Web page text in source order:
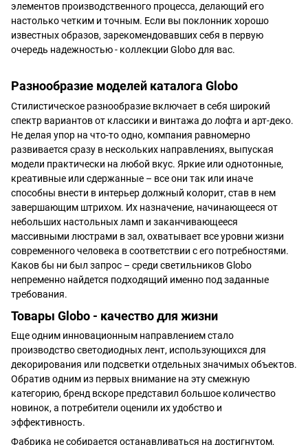
элементов производственного процесса, делающий его
настолько четким и точным. Если вы поклонник хорошо
известных образов, зарекомендовавших себя в первую
очередь надежностью - коллекции Globo для вас.
Разнообразие моделей каталога Globo
Стилистическое разнообразие включает в себя широкий
спектр вариантов от классики и винтажа до лофта и арт-деко.
Не делая упор на что-то одно, компания равномерно
развивается сразу в нескольких направлениях, выпуская
модели практически на любой вкус. Яркие или однотонные,
креативные или сдержанные – все они так или иначе
способны внести в интерьер должный колорит, став в нем
завершающим штрихом. Их назначение, начинающееся от
небольших настольных ламп и заканчивающееся
массивными люстрами в зал, охватывает все уровни жизни
современного человека в соответствии с его потребностями.
Каков бы ни был запрос – среди светильников Globo
непременно найдется подходящий именно под заданные
требования.
Товары Globo - качество для жизни
Еще одним инновационным направлением стало
производство светодиодных лент, использующихся для
декорирования или подсветки отдельных значимых объектов.
Обратив одним из первых внимание на эту смежную
категорию, бренд вскоре представил большое количество
новинок, а потребители оценили их удобство и
эффективность.
Фабрика не собирается останавливаться на достигнутом,